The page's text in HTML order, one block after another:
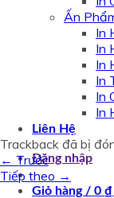
Ấn
In
In
In
In
In
In
Liên Hệ
Đăng nhập
Giỏ hàng / 0 ₫
Trackback đã bị
← Trước
Tiếp theo →